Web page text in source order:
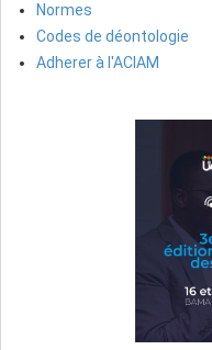
Normes
Codes de déontologie
Adherer à l'ACIAM